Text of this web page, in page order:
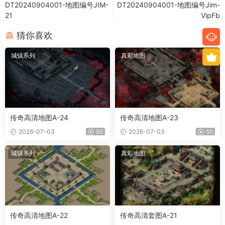
DT20240904001-地图编号JIM-
21
DT20240904001-地图编号Jim-
VipFb
猜你喜欢
城镇系列
传奇高清地图A-24
2026-07-03 50
真彩地图
传奇高清地图A-23
2026-07-03 50
城镇系列
传奇高清地图A-22
真彩地图
传奇高清套图A-21